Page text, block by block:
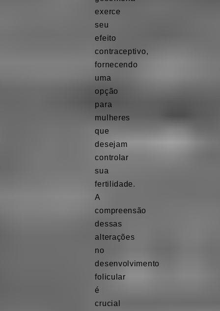
exerce
seu
efeito
contraceptivo,
fornecendo
uma
opção
para
mulheres
que
desejam
controlar
sua
fertilidade.
A
compreensão
dessas
alterações
no
desenvolvimento
folicular
é
crucial